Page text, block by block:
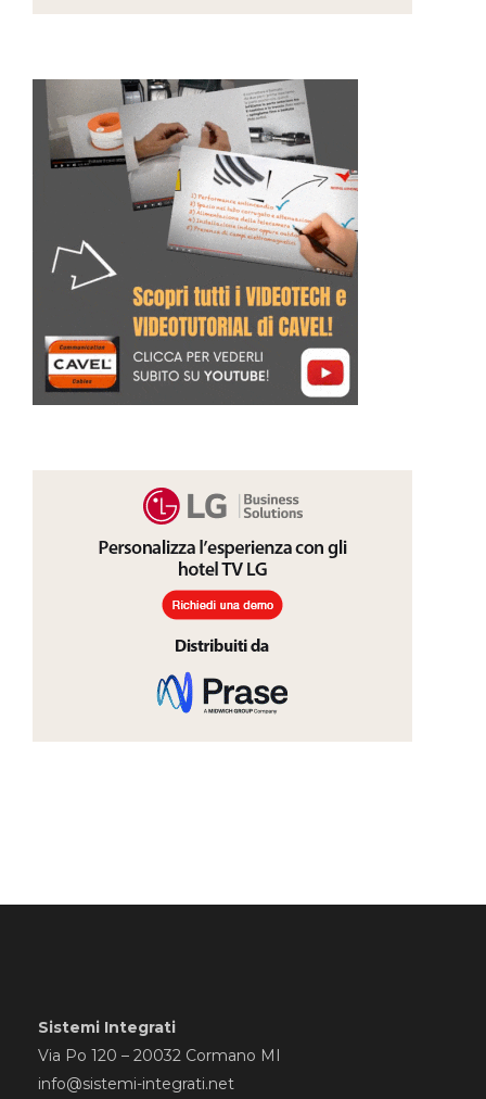
Sistemi Integrati
Via Po 120 – 20032 Cormano MI
info@sistemi-integrati.net